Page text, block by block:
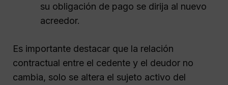
su obligación de pago se dirija al nuevo
acreedor.
Es importante destacar que la relación
contractual entre el cedente y el deudor no
cambia, solo se altera el sujeto activo del